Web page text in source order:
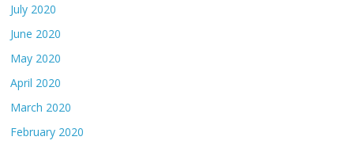
July 2020
June 2020
May 2020
April 2020
March 2020
February 2020